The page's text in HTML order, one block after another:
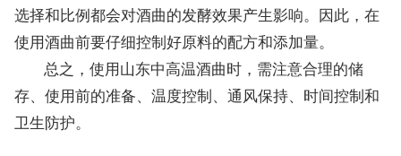
选择和比例都会对酒曲的发酵效果产生影响。因此，在
使用酒曲前要仔细控制好原料的配方和添加量。
总之，使用山东中高温酒曲时，需注意合理的储
存、使用前的准备、温度控制、通风保持、时间控制和
卫生防护。